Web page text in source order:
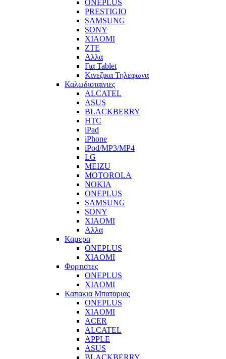
ONEPLUS
PRESTIGIO
SAMSUNG
SONY
XIAOMI
ZTE
Αλλα
Για Tablet
Κινεζικα Τηλεφωνα
Καλωδιοταινιες
ALCATEL
ASUS
BLACKBERRY
HTC
iPad
iPhone
iPod/MP3/MP4
LG
MEIZU
MOTOROLA
NOKIA
ONEPLUS
SAMSUNG
SONY
XIAOMI
Αλλα
Καμερα
ONEPLUS
XIAOMI
Φορτιστες
ONEPLUS
XIAOMI
Καπακια Μπαταριας
ONEPLUS
XIAOMI
ACER
ALCATEL
APPLE
ASUS
BLACKBERRY